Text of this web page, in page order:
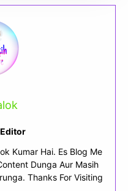
Kumar Hai. Es Blog Me
Dunga Aur Masih
Thanks For Visiting